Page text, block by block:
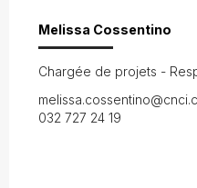
Melissa Cossentino
Chargée de projets -
032 727 24 19